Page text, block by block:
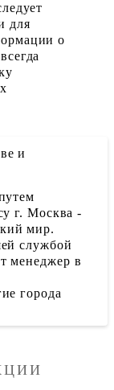
для
о
и
г. Москва -
мир.
службой
менеджер в
города